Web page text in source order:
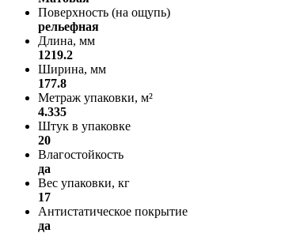
Поверхность (на ощупь)
рельефная
Длина, мм
1219.2
Ширина, мм
177.8
Метраж упаковки, м²
4.335
Штук в упаковке
20
Влагостойкость
да
Вес упаковки, кг
17
Антистатическое покрытие
да